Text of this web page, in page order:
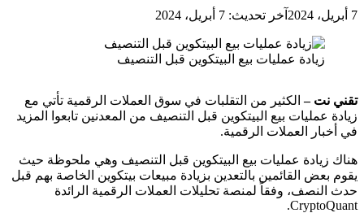
7 أبريل، 2024 آخر تحديث: 7 أبريل، 2024
زيادة عمليات بيع البيتكوين قبل التنصيف
تقني نت – الكثير من التقلبات في سوق العملات الرقمية تأتي مع
زيادة عمليات بيع البيتكوين قبل التنصيف من المعدنين تابعوا المزيد
في أخبار العملات الرقمية.
هناك زيادة عمليات بيع البيتكوين قبل التنصيف وهي ملحوظة حيث
يقوم بعض القائمين بالتعدين بزيادة مبيعات بيتكوين الخاصة بهم قبل
حدث النصف، وفقاً لمنصة تحليلات العملات الرقمية الرائدة
CryptoQuant.